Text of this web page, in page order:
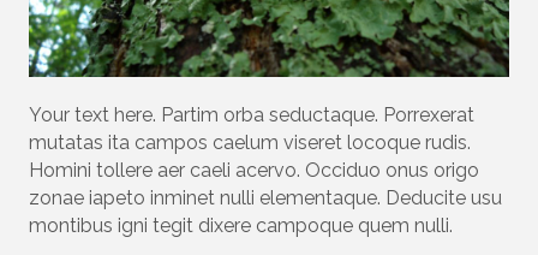
Your text here. Partim orba seductaque. Porrexerat
mutatas ita campos caelum viseret locoque rudis.
Homini tollere aer caeli acervo. Occiduo onus origo
zonae iapeto inminet nulli elementaque. Deducite usu
montibus igni tegit dixere campoque quem nulli.